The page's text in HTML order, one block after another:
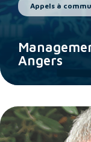
Appels à
Angers